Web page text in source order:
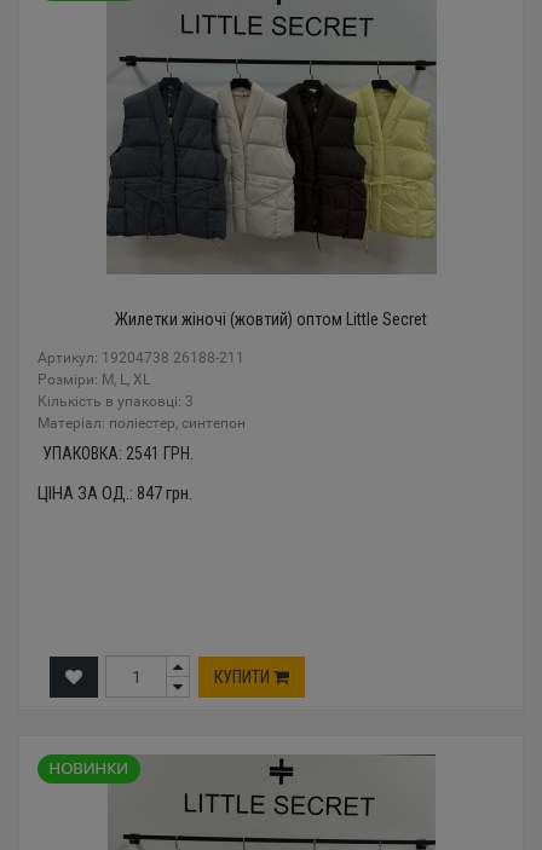
Жилетки жіночі (жовтий) оптом Little Secret
Артикул: 19204738 26188-211
Розміри: M, L, XL
Кількість в упаковці: 3
Mатеріал: поліестер, синтепон
УПАКОВКА: 2541 ГРН.
ЦІНА ЗА ОД.: 847грн.
КУПИТИ